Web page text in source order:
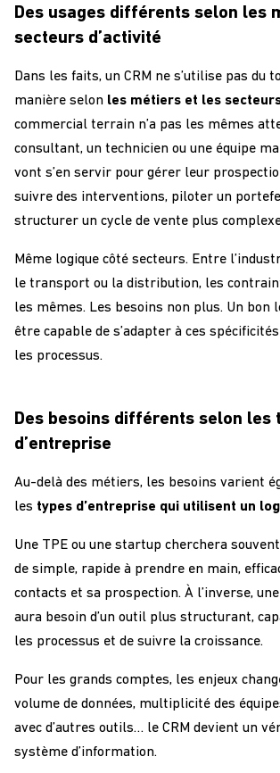
Des usages différents selon les
secteurs d’activité
Dans les faits, un CRM ne s’utilise pas du
manière selon les métiers et les
commercial terrain n’a pas les mêmes
consultant, un technicien ou une équipe
vont s’en servir pour gérer leur
suivre des interventions, piloter un
structurer un cycle de vente plus
Même logique côté secteurs. Entre
le transport ou la distribution, les
les mêmes. Les besoins non plus. Un bon
être capable de s’adapter à ces
les processus.
Des besoins différents selon les
d’entreprise
Au-delà des métiers, les besoins varient
les types d’entreprise qui utilisent un
Une TPE ou une startup cherchera
de simple, rapide à prendre en main,
contacts et sa prospection. À l’inverse, une
aura besoin d’un outil plus structurant,
les processus et de suivre la croissance.
Pour les grands comptes, les enjeux
volume de données, multiplicité des
avec d’autres outils… le CRM devient un
système d’information.